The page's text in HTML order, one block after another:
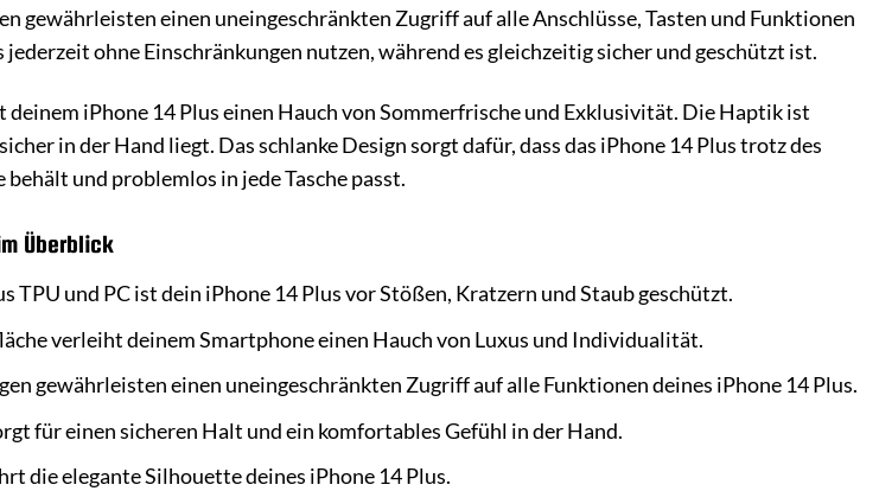
gewährleisten einen uneingeschränkten Zugriff auf alle Anschlüsse, Tasten und Funktionen
jederzeit ohne Einschränkungen nutzen, während es gleichzeitig sicher und geschützt ist.
iPhone 14 Plus einen Hauch von Sommerfrische und Exklusivität. Die Haptik ist
in der Hand liegt. Das schlanke Design sorgt dafür, dass das iPhone 14 Plus trotz des
und problemlos in jede Tasche passt.
Überblick
TPU und PC ist dein iPhone 14 Plus vor Stößen, Kratzern und Staub geschützt.
verleiht deinem Smartphone einen Hauch von Luxus und Individualität.
gewährleisten einen uneingeschränkten Zugriff auf alle Funktionen deines iPhone 14 Plus.
für einen sicheren Halt und ein komfortables Gefühl in der Hand.
die elegante Silhouette deines iPhone 14 Plus.